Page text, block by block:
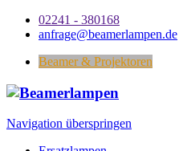
02241 - 380168
anfrage@beamerlampen.de
Beamer & Projektoren
Navigation überspringen